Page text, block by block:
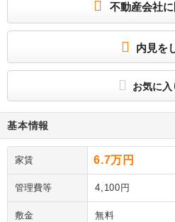
不動産会社
内見を
お気に入
基本情報
家賃 6.7万円
管理費等 4,100円
敷金 無料